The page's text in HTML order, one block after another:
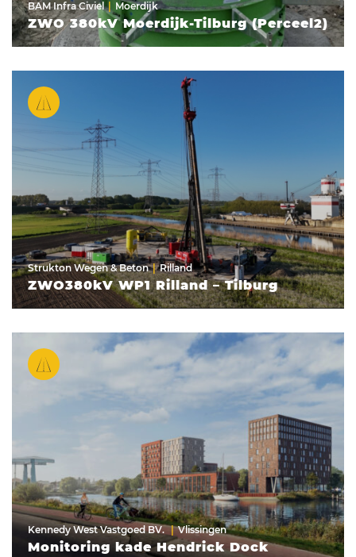
BAM Infra Civiel Moerdijk
ZWO 380kV Moerdijk-Tilburg (Perceel2)
Strukton Wegen & Beton Rilland
ZWO380kV WP1 Rilland – Tilburg
Kennedy West Vastgoed BV. Vlissingen
Monitoring kade Hendrick Dock